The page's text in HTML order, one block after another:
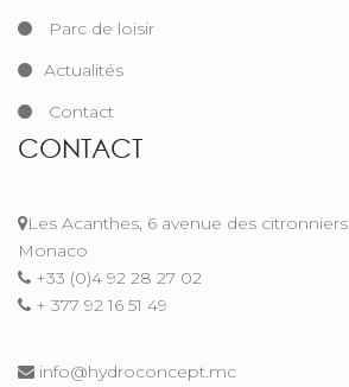
Parc de loisir
Actualités
Contact
CONTACT
Les Acanthes, 6 avenue des citronniers
Monaco
+33 (0)4 92 28 27 02
+ 377 92 16 51 49
info@hydroconcept.mc